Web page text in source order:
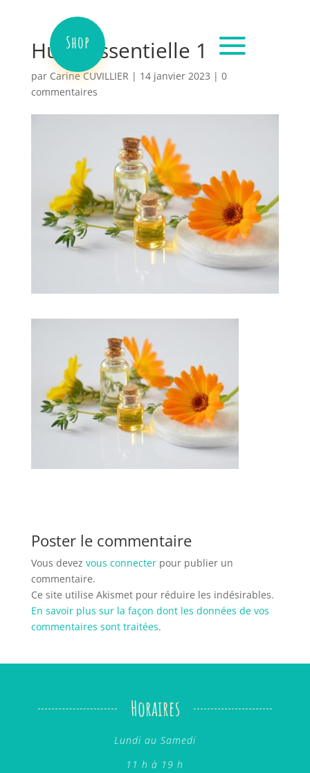
Shop
Huile Essentielle 1
par Carine CUVILLIER | 14 janvier 2023 | 0
commentaires
Poster le commentaire
Vous devez vous connecterpour publier un
commentaire.
Ce site utilise Akismet pour réduire les indésirables.
En savoir plus sur la façon dont les données de vos
commentaires sont traitées.
Horaires
Lundi au Samedi
11 h à 19 h